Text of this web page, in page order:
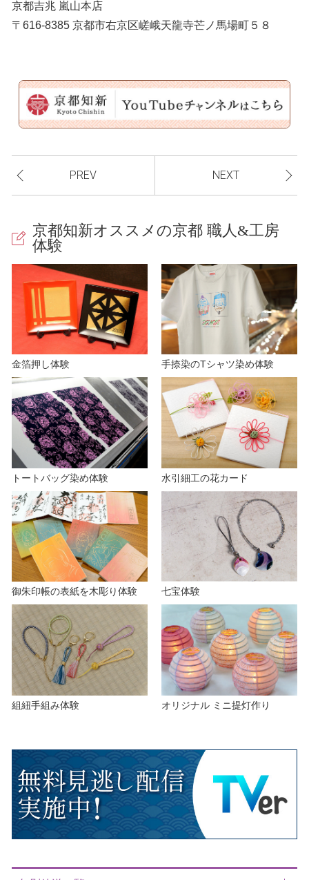
京都吉兆 嵐山本店
〒616-8385 京都市右京区嵯峨天龍寺芒ノ馬場町５８
PREV NEXT
京都知新オススメの京都 職人&工房
体験
金箔押し体験 手捺染のTシャツ染め体験
トートバッグ染め体験 水引細工の花カード
御朱印帳の表紙を木彫り体験 七宝体験
組紐手組み体験 オリジナル ミニ提灯作り